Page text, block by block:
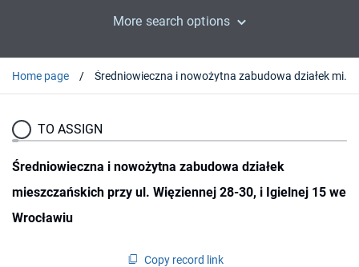
More search options
Home page Średniowieczna i nowożytna zabudowa działek mieszczańskich przy ul. Więziennej 28-30, i Igielnej 15 we Wrocławiu
TO ASSIGN
Średniowieczna i nowożytna zabudowa działek
mieszczańskich przy ul. Więziennej 28-30, i Igielnej 15 we
Wrocławiu
Copy record link